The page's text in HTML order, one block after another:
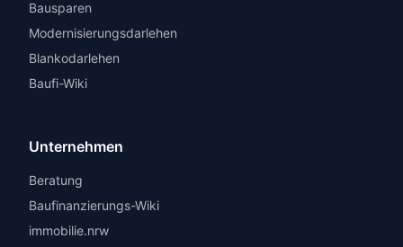
Bausparen
Modernisierungsdarlehen
Blankodarlehen
Baufi-Wiki
Unternehmen
Beratung
Baufinanzierungs-Wiki
immobilie.nrw